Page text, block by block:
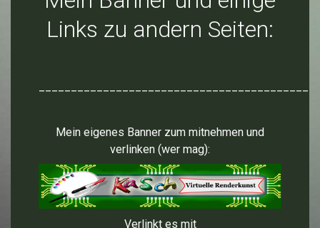
Links zu andern Seiten:
Mein eigenes Banner zum mitnehmen und
verlinken (wer mag):
Verlinkt es mit